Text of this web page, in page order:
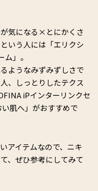
気になる×とにかくさ
いう人には「エリクシ
」。
ようなみずみずしさで
、しっとりしたテクス
iPインターリンクセ
肌へ」がおすすめで
アイテムなので、ニキ
、ぜひ参考にしてみて